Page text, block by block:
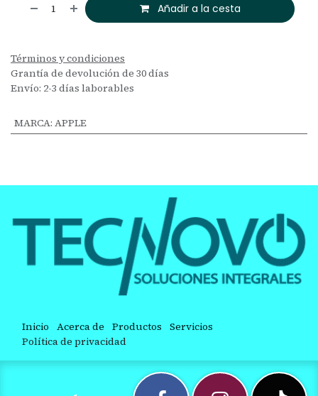
Añadir a la cesta
Términos y condiciones
Grantía de devolución de 30 días
Envío: 2-3 días laborables
MARCA: APPLE
Inicio Acerca de Productos Servicios
Política de privacidad